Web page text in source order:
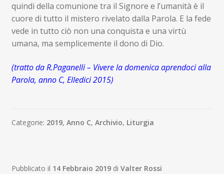
quindi della comunione tra il Signore e l’umanità è il
cuore di tutto il mistero rivelato dalla Parola. E la fede
vede in tutto ciò non una conquista e una virtù
umana, ma semplicemente il dono di Dio.
(tratto da R.Paganelli – Vivere la domenica aprendoci alla
Parola, anno C, Elledici 2015)
Categorie: 2019, Anno C, Archivio, Liturgia
Pubblicato il 14 Febbraio 2019 di Valter Rossi